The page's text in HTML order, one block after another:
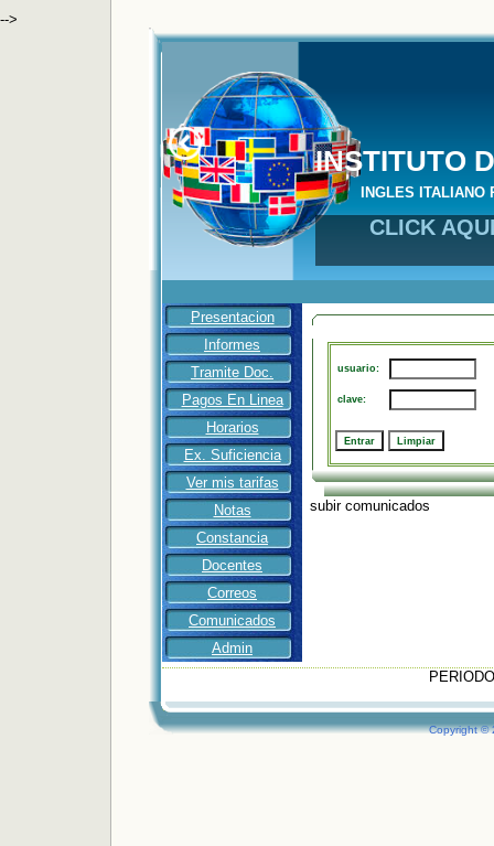
-->
INSTITUTO
INGLES ITALIANO
CLICK
Presentacion
Informes
Tramite Doc.
Pagos En Linea
Horarios
Ex. Suficiencia
Ver mis tarifas
Notas
Constancia
Docentes
Correos
Comunicados
Admin
usuario:
clave:
subir comunicados
Copyright ©